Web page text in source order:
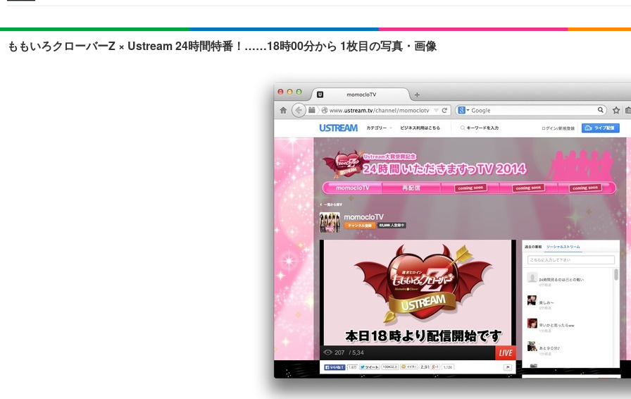
音楽
ライフTOP
ペット
リリース一覧
ももいろクローバーZ × Ustream 24時間特番！……18時00分から 1枚目の写真・画像